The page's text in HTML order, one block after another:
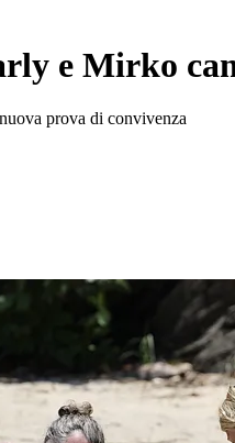
e Mirko
prova di convivenza